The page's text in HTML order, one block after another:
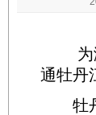
为满
通牡
牡丹